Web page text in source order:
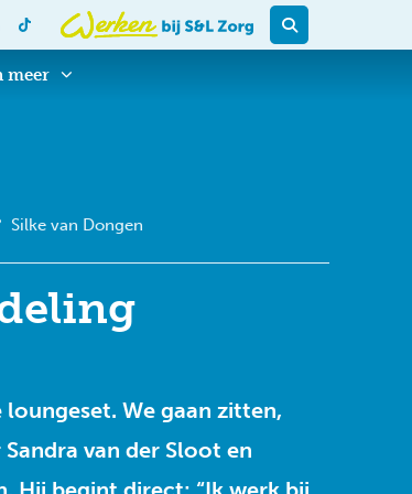
meer
Silke van Dongen
loungeset. We gaan zitten,
van der Sloot en